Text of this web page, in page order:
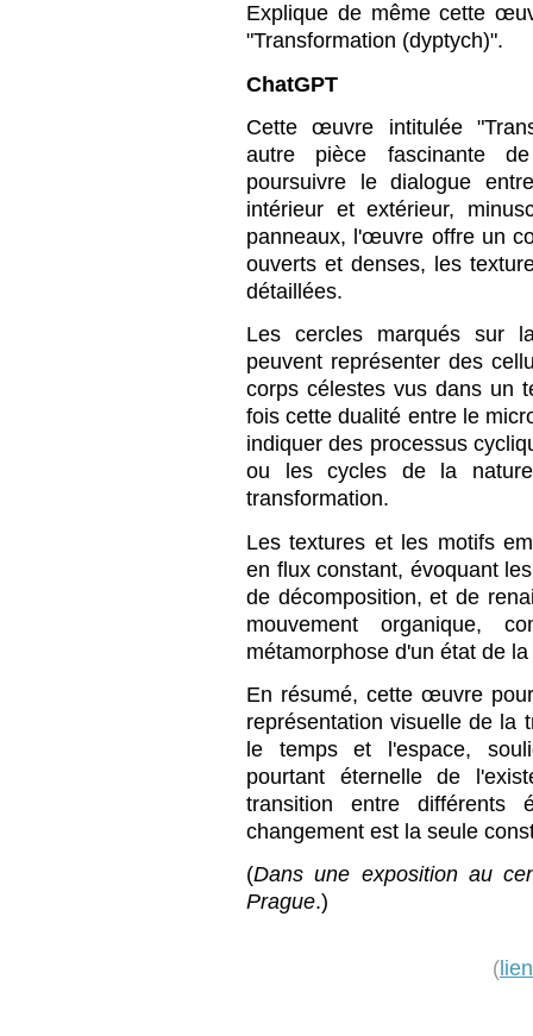
Explique de même cette
"Transformation (dyptych)".
ChatGPT
Cette œuvre intitulée
autre pièce fascinante
poursuivre le dialogue
intérieur et extérieur,
panneaux, l'œuvre offre un
ouverts et denses, les
détaillées.
Les cercles marqués sur
peuvent représenter des
corps célestes vus dans un
fois cette dualité entre le
indiquer des processus
ou les cycles de la
transformation.
Les textures et les motifs
en flux constant, évoquant
de décomposition, et de
mouvement organique,
métamorphose d'un état de
En résumé, cette œuvre
représentation visuelle de la
le temps et l'espace,
pourtant éternelle de
transition entre différents
changement est la seule
(Dans une exposition au
Prague.)
(